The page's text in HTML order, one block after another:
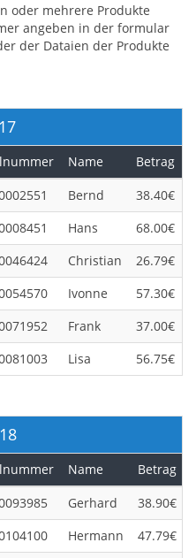
oder mehrere Produkte
angeben in der formular
der Dataien der Produkte
Name
Betrag
Bernd
38.40€
Hans
68.00€
Christian
26.79€
Ivonne
57.30€
Frank
37.00€
Lisa 56.75€
Name
Betrag
Gerhard
38.90€
Hermann
47.79€